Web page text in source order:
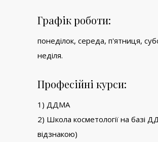
Графік роботи:
понеділок, середа, п'ятниця,
неділя.
Професійні курси:
1) ДДМА
2) Школа косметології на базі
відзнакою)